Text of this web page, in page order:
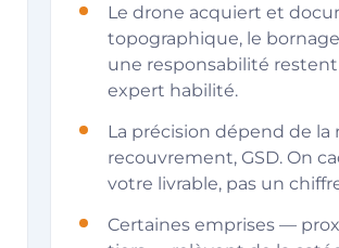
Le drone acquiert et
topographique, le
une responsabilité
expert habilité.
La précision dépend de la
recouvrement, GSD. On
votre livrable, pas un
Certaines emprises —